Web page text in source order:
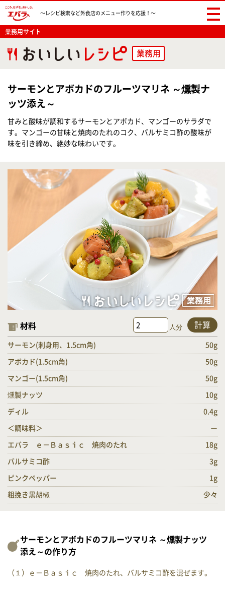
〜レシピ検索など外食店のメニュー作りを応援！〜
業務用サイト
業務用
サーモンとアボカドのフルーツマリネ ～燻製ナ
ッツ添え～
甘みと酸味が調和するサーモンとアボカド、マンゴーのサラダで
す。マンゴーの甘味と焼肉のたれのコク、バルサミコ酢の酸味が
味を引き締め、絶妙な味わいです。
材料 人分 計算
サーモン(刺身用、1.5cm角) 50g
アボカド(1.5cm角) 50g
マンゴー(1.5cm角) 50g
燻製ナッツ 10g
ディル 0.4g
＜調味料＞ ー
エバラ ｅ－Ｂａｓｉｃ 焼肉のたれ 18g
バルサミコ酢 3g
ピンクペッパー 1g
粗挽き黒胡椒 少々
サーモンとアボカドのフルーツマリネ ～燻製ナッツ
添え～の作り方
（１）ｅ－Ｂａｓｉｃ 焼肉のたれ、バルサミコ酢を混ぜます。